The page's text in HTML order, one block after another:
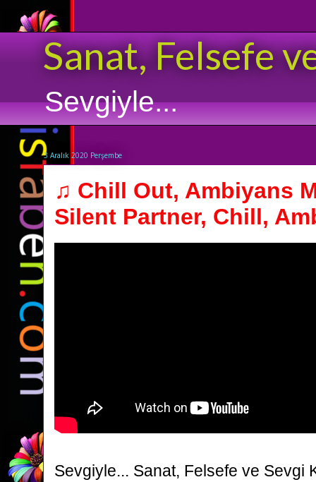
Sanat, Felsefe
Sevgiyle...
3 Aralık 2020 Perşembe
♫ Chill Out, Ambiyans
Silent Partner, Chill,
Sevgiyle... Sanat, Felsefe ve Sevgi